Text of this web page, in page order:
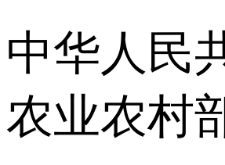
中华人民
农业农村